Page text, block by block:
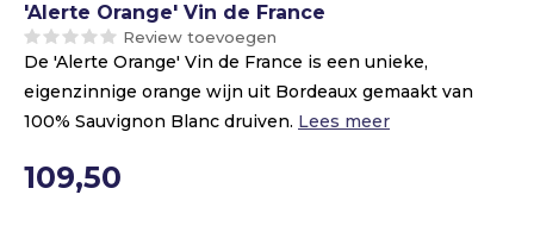
'Alerte Orange' Vin de France
Review toevoegen
De 'Alerte Orange' Vin de France is een unieke,
eigenzinnige orange wijn uit Bordeaux gemaakt van
100% Sauvignon Blanc druiven. Lees meer
109,50